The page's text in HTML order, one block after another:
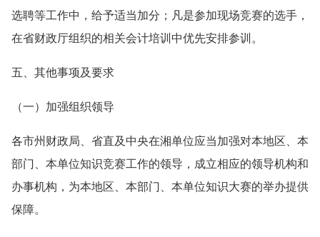
选聘等工作中，给予适当加分；凡是参加现场竞赛的选手，
在省财政厅组织的相关会计培训中优先安排参训。
五、其他事项及要求
（一）加强组织领导
各市州财政局、省直及中央在湘单位应当加强对本地区、本
部门、本单位知识竞赛工作的领导，成立相应的领导机构和
办事机构，为本地区、本部门、本单位知识大赛的举办提供
保障。